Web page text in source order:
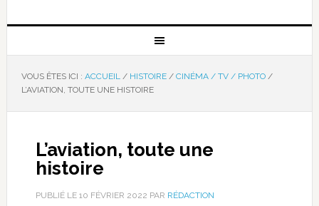
VOUS ÊTES ICI : ACCUEIL / HISTOIRE / CINÉMA / TV / PHOTO /
L’AVIATION, TOUTE UNE HISTOIRE
L’aviation, toute une
histoire
PUBLIÉ LE 10 FÉVRIER 2022 PAR RÉDACTION